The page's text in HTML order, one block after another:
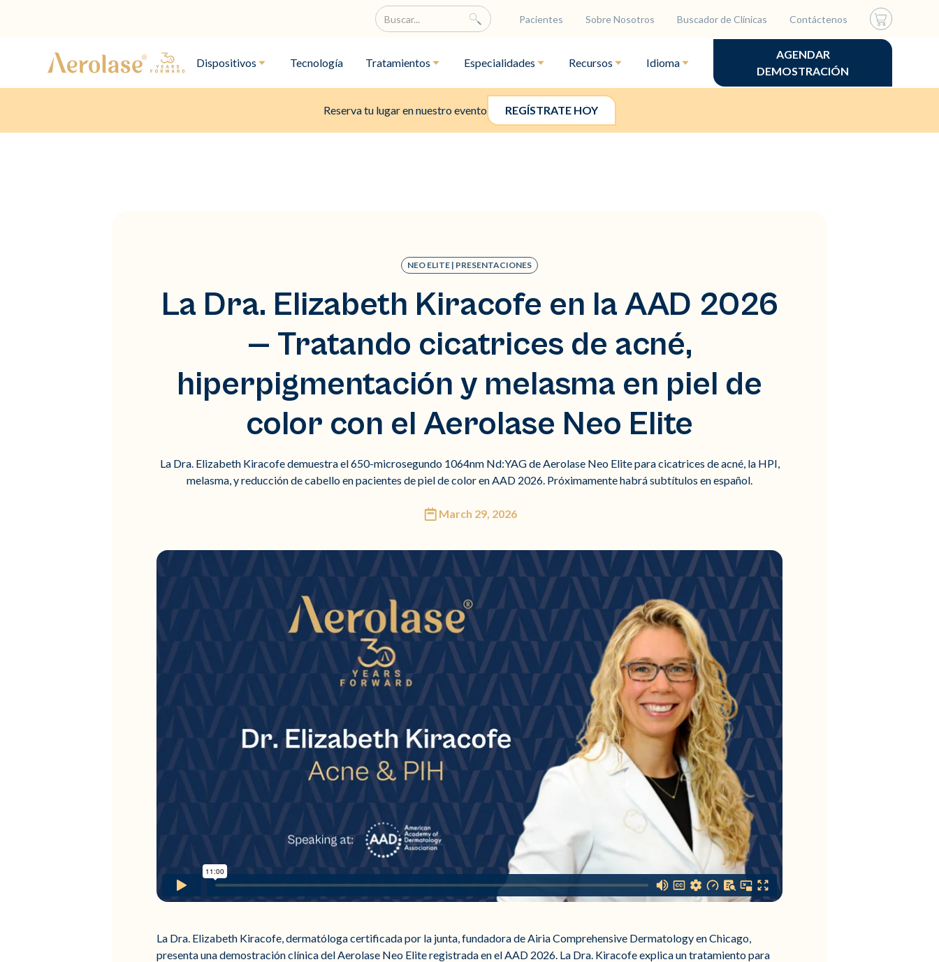
Pacientes Sobre Nosotros Buscador de Clínicas Contáctenos
Dispositivos Tecnología Tratamientos Especialidades Recursos Idioma
AGENDAR
DEMOSTRACIÓN
Reserva tu lugar en nuestro evento REGÍSTRATE HOY
NEO ELITE | PRESENTACIONES
La Dra. Elizabeth Kiracofe en la AAD 2026
— Tratando cicatrices de acné,
hiperpigmentación y melasma en piel de
color con el Aerolase Neo Elite
La Dra. Elizabeth Kiracofe demuestra el 650-microsegundo 1064nm Nd:YAG de Aerolase Neo Elite para cicatrices de acné, la HPI,
melasma, y reducción de cabello en pacientes de piel de color en AAD 2026. Próximamente habrá subtítulos en español.
March 29, 2026
La Dra. Elizabeth Kiracofe, dermatóloga certificada por la junta, fundadora de Airia Comprehensive Dermatology en Chicago,
presenta una demostración clínica del Aerolase Neo Elite registrada en el AAD 2026. La Dra. Kiracofe explica un tratamiento para